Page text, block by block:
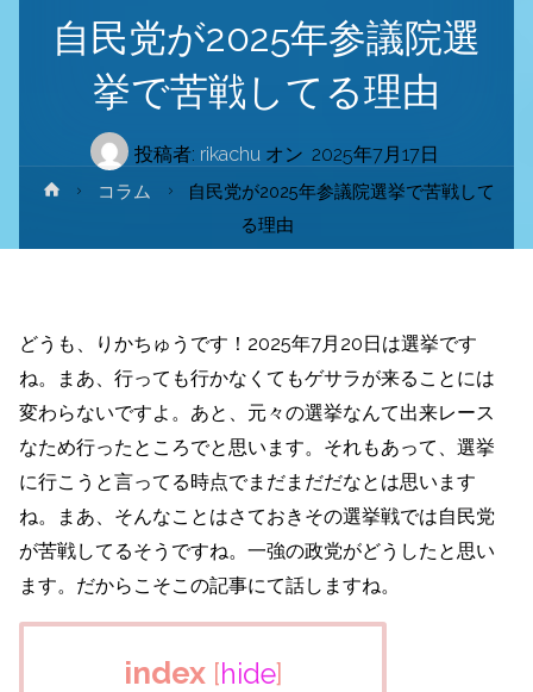
自民党が2025年参議院選
挙で苦戦してる理由
投稿者: rikachu オン 2025年7月17日
ホ
ム
コラム
自民党が2025年参議院選挙で苦戦して
る理由
どうも、りかちゅうです！2025年7月20日は選挙です
ね。まあ、行っても行かなくてもゲサラが来ることには
変わらないですよ。あと、元々の選挙なんて出来レース
なため行ったところでと思います。それもあって、選挙
に行こうと言ってる時点でまだまだだなとは思います
ね。まあ、そんなことはさておきその選挙戦では自民党
が苦戦してるそうですね。一強の政党がどうしたと思い
ます。だからこそこの記事にて話しますね。
index [hide]